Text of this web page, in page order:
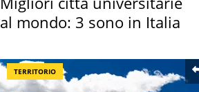
al mondo: 3 sono in Italia
TERRITORIO